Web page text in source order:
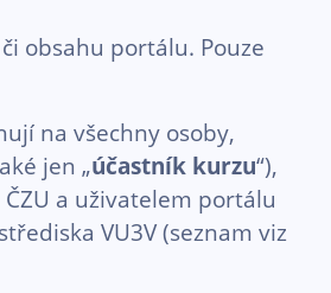
obsahu portálu. Pouze
na všechny osoby,
jen „účastník kurzu“),
a uživatelem portálu
VU3V (seznam viz